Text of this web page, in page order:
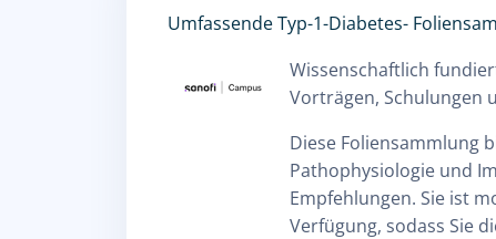
Umfassende Typ-1-Diabetes-
Wissenschaftlich
Vorträgen, Schulungen
Diese Foliensammlung
Pathophysiologie und
Empfehlungen. Sie ist
Verfügung, sodass Sie